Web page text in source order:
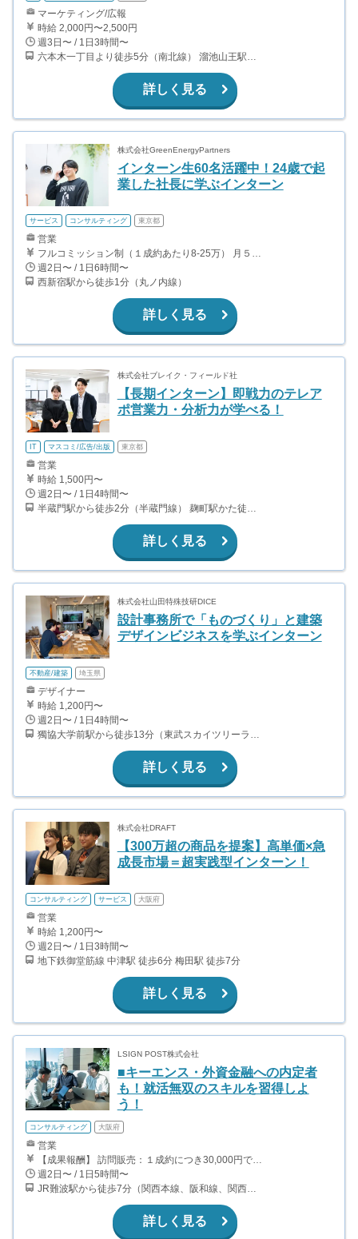
マーケティング/広報
時給 2,000円〜2,500円
週3日〜 / 1日3時間〜
詳しく見る
株式会社GreenEnergyPartners
インターン生60名活躍中！24歳で起
業した社長に学ぶインターン
サービス コンサルティング 東京都
営業
フルコミッション制（１成約あたり8-25万） 月５０万以上稼ぐインターン生も多数います！ ■収入例 ○入社１ヶ月目（明治大学2年生） 役職：アポインター 月間１契約×８万円＝８万円 ＋交通費 ○入社３ヶ月目（東京大学２年生） 役職：アポインター（ランク：ブロンズ） 月間３契約×10万円＝30万円 ＋交通費 ○入社６ヶ月目（早稲田大学３年生） 役職：アポインター（ランク：シルバー） 月間５契約×12万円＝60万円 ＋交通費 ○入社15ヶ月目（慶應大学３年生） 役職：クローザー 月間３契約×25万＝75万円 ＋交通費
週2日〜 / 1日6時間〜
西新宿駅から徒歩1分（丸ノ内線）
詳しく見る
株式会社ブレイク・フィールド社
【長期インターン】即戦力のテレア
ポ営業力・分析力が学べる！
IT マスコミ/広告/出版 東京都
営業
時給 1,500円〜
週2日〜 / 1日4時間〜
半蔵門駅から徒歩2分（半蔵門線） 麹町駅かた徒歩10分（有楽町線）
詳しく見る
株式会社山田特殊技研DICE
設計事務所で「ものづくり」と建築
デザインビジネスを学ぶインターン
不動産/建築 埼玉県
デザイナー
時給 1,200円〜
週2日〜 / 1日4時間〜
獨協大学前駅から徒歩13分（東武スカイツリーライン、東武伊勢崎線、東武日光線、鬼怒川線）
詳しく見る
株式会社DRAFT
【300万超の商品を提案】高単価×急
成長市場＝超実践型インターン！
コンサルティング サービス 大阪府
営業
時給 1,200円〜
週2日〜 / 1日3時間〜
地下鉄御堂筋線 中津駅 徒歩6分 梅田駅 徒歩7分
詳しく見る
LSIGN POST株式会社
■キーエンス・外資金融への内定者
も！就活無双のスキルを習得しよ
う！
コンサルティング 大阪府
営業
【成果報酬】 訪問販売：１成約につき30,000円です。 例えば、光インターネットの成約であれば、平均的に2.5日で1件の契約が見込めます。（12,000円/1日6時間稼働） ＜月収例＞月に100万以上稼ぐ方もいます！ ・月5件成約：150,000円 ・月15件成約：450,000円 ・月30成約：900,000円➕マネジメントインセンティブ300,000円 合計1,200,000円 時給換算で2,000円程度が、平均的なインターン生の報酬となっています。
週2日〜 / 1日5時間〜
JR難波駅から徒歩7分（関西本線、阪和線、関西空港線） 大阪難波駅から徒歩13分（近鉄奈良線、阪神なんば線） 桜川駅から徒歩4分（大阪メトロ千日前線、阪神なんば線）
詳しく見る